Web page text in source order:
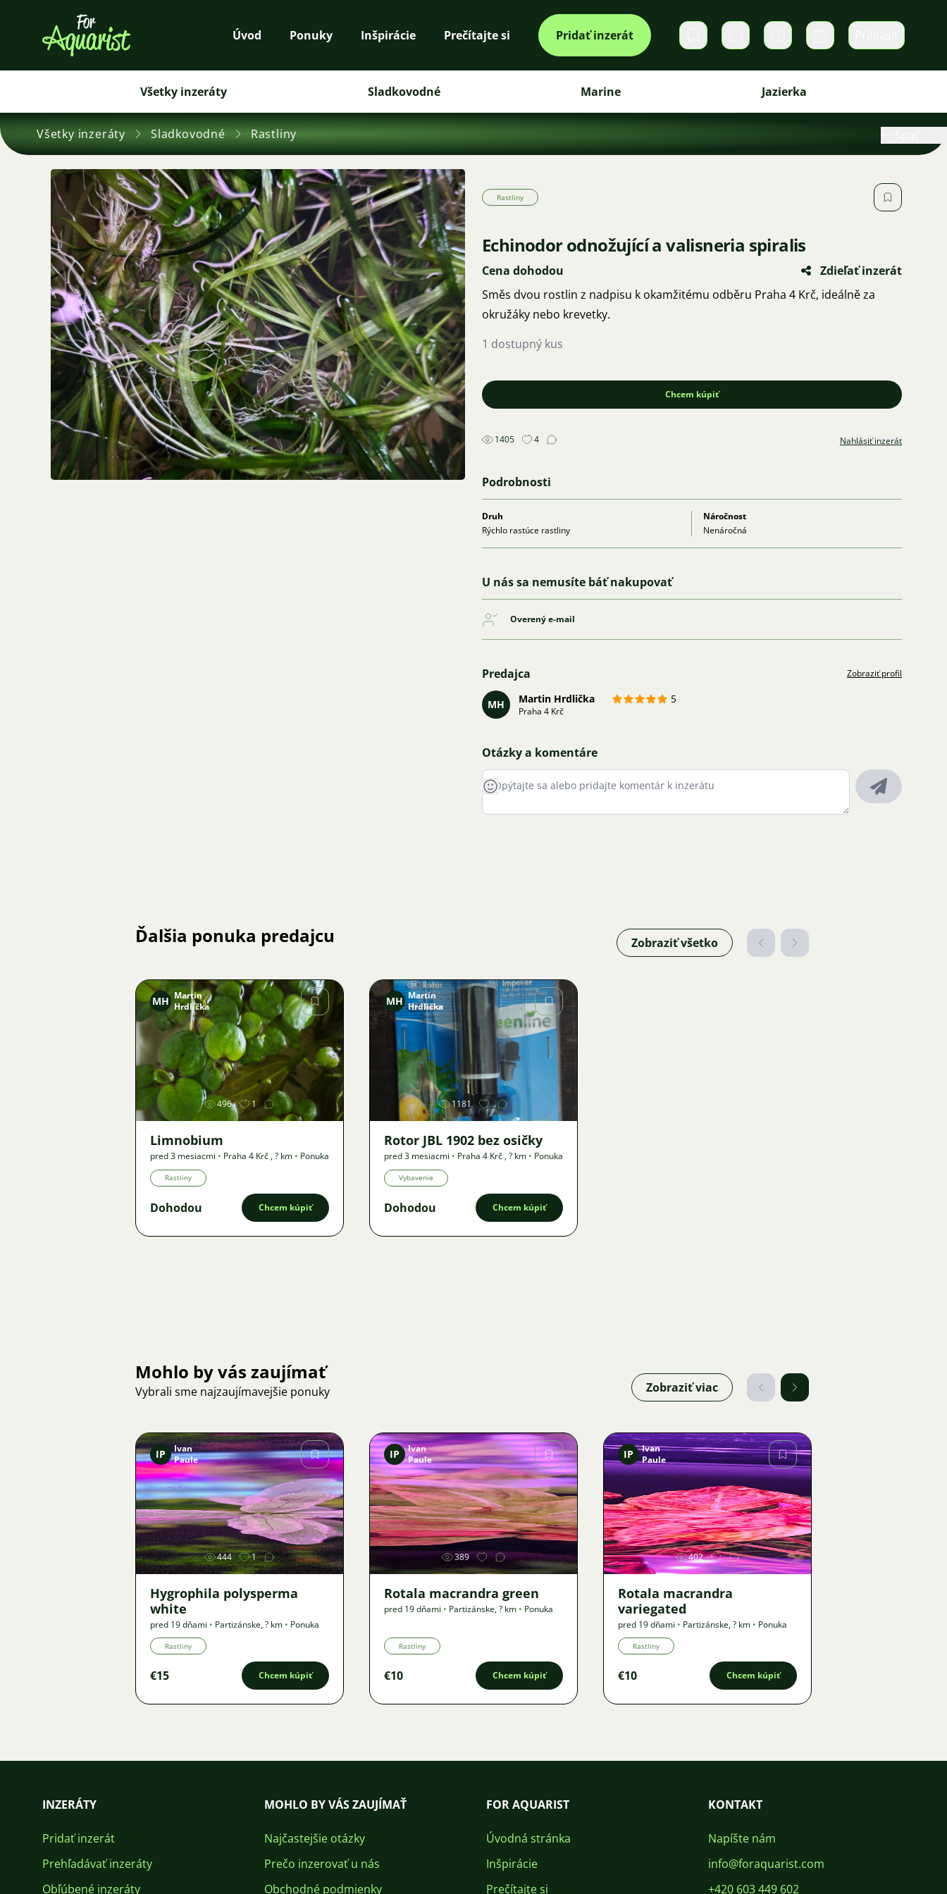
Úvod Ponuky Inšpirácie Prečítajte si Pridať inzerát Súkromné správy Košík
Všetky inzeráty Sladkovodné Marine Jazierka
Všetky inzeráty Sladkovodné Rastliny
Rastliny
Echinodor odnožující a valisneria spiralis
Cena dohodou
Zdieľať inzerát
Směs dvou rostlin z nadpisu k okamžitému odběru Praha 4 Krč, ideálně za
okružáky nebo krevetky.
1 dostupný kus
Chcem kúpiť
1405 4 Nahlásiť inzerát
Podrobnosti
Druh
Rýchlo rastúce rastliny
Náročnost
Nenáročná
U nás sa nemusíte báť nakupovať
Overený e-mail
Predajca Zobraziť profil
MH Martin Hrdlička 5
Praha 4 Krč
Otázky a komentáre
Ďalšia ponuka predajcu Zobraziť všetko
Obrázok
MH Martin
Hrdlička
496 1
Limnobium
pred 3 mesiacmi • Praha 4 Krč ,? km • Ponuka
Rastliny
Dohodou Chcem kúpiť
Obrázok
MH Martin
Hrdlička
1181
Rotor JBL 1902 bez osičky
pred 3 mesiacmi • Praha 4 Krč ,? km • Ponuka
Vybavenie
Dohodou Chcem kúpiť
Mohlo by vás zaujímať
Vybrali sme najzaujímavejšie ponuky Zobraziť viac
Obrázok
IP
Ivan
Paule
444 1
Hygrophila polysperma
white
pred 19 dňami • Partizánske,? km • Ponuka
Rastliny
€15 Chcem kúpiť
Obrázok
IP
Ivan
Paule
389
Rotala macrandra green
pred 19 dňami • Partizánske,? km • Ponuka
Rastliny
€10 Chcem kúpiť
Obrázok
IP
Ivan
Paule
402
Rotala macrandra
variegated
pred 19 dňami • Partizánske,? km • Ponuka
Rastliny
€10 Chcem kúpiť
INZERÁTY
Pridať inzerát
Prehľadávať inzeráty
Obľúbené inzeráty
MOHLO BY VÁS ZAUJÍMAŤ
Najčastejšie otázky
Prečo inzerovať u nás
Obchodné podmienky
FOR AQUARIST
Úvodná stránka
Inšpirácie
Prečítajte si
KONTAKT
Napíšte nám
info@foraquarist.com
+420 603 449 602